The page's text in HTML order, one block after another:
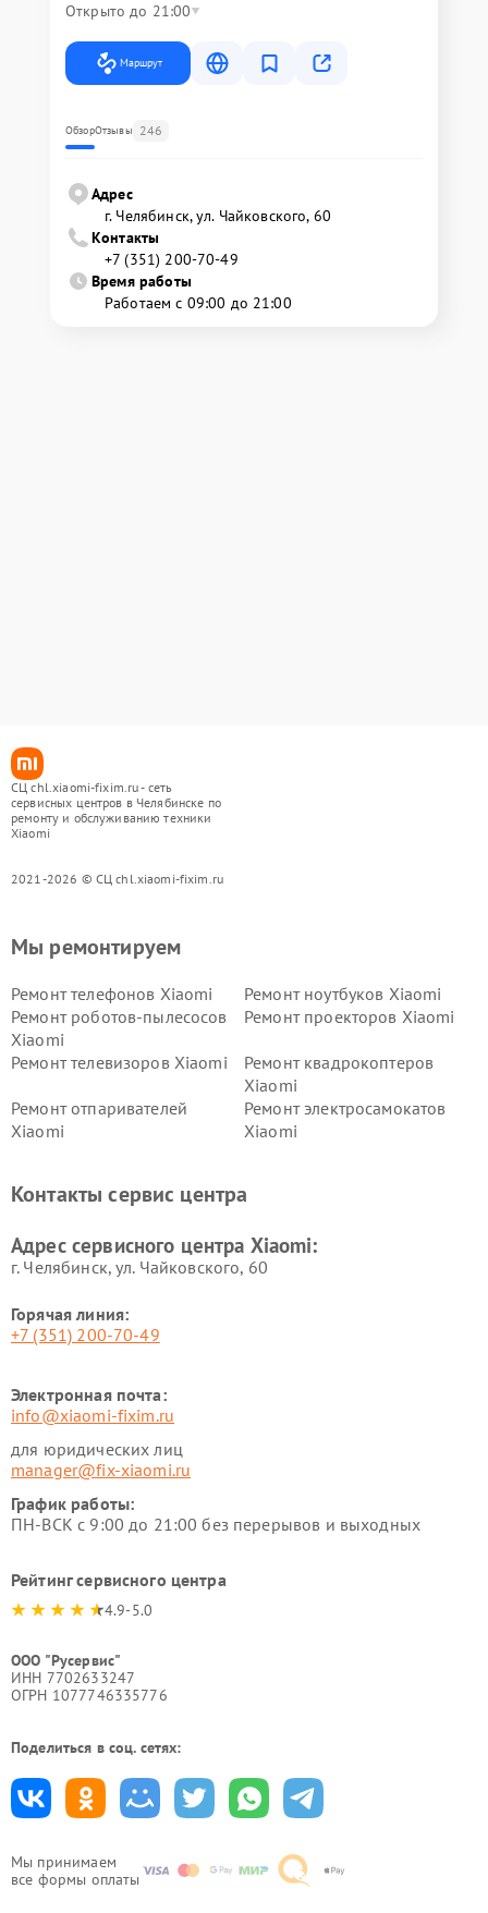
Открыто до 21:00
Маршрут
ОбзорОтзывы 246
Адрес
г. Челябинск, ул. Чайковского, 60
Контакты
+7 (351) 200-70-49
Время работы
Работаем с 09:00 до 21:00
СЦ chl.xiaomi-fixim.ru - сеть
сервисных центров в Челябинске по
ремонту и обслуживанию техники
Xiaomi
2021-2026 © СЦ chl.xiaomi-fixim.ru
Мы принимаем
все формы оплаты
Мы ремонтируем
Ремонт телефонов Xiaomi
Ремонт ноутбуков Xiaomi
Ремонт роботов-пылесосов
Xiaomi
Ремонт проекторов Xiaomi
Ремонт телевизоров Xiaomi
Ремонт квадрокоптеров
Xiaomi
Ремонт отпаривателей
Xiaomi
Ремонт электросамокатов
Xiaomi
Ремонт стиральных машин
Ремонт смарт-часов Xiaomi
Контакты сервис центра
Адрес сервисного центра Xiaomi:
г. Челябинск, ул. Чайковского, 60
Горячая линия:
+7 (351) 200-70-49
Электронная почта:
info@xiaomi-fixim.ru
для юридических лиц
manager@fix-xiaomi.ru
График работы:
ПН-ВСК с 9:00 до 21:00 без перерывов и выходных
Рейтинг сервисного центра
4.9-5.0
ООО "Русервис"
ИНН 7702633247
ОГРН 1077746335776
Поделиться в соц. сетях: